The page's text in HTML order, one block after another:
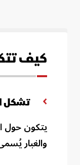
كيف
تشكل
يتكون حول
والغبار